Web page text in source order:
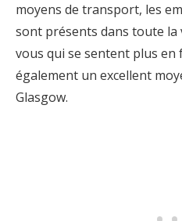
moyens de transport, les
sont présents dans toute la
vous qui se sentent plus en
également un excellent
Glasgow.